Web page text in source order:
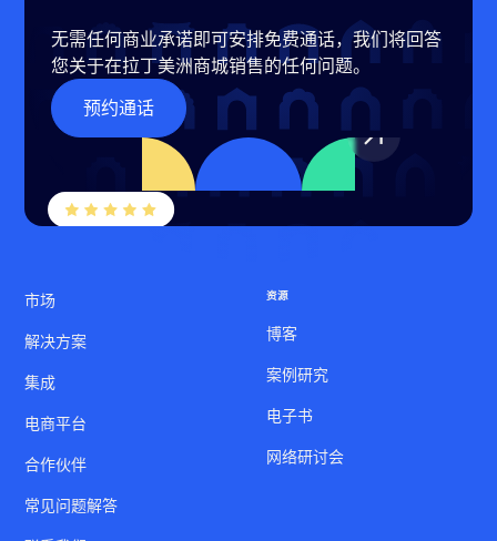
无需任何商业承诺即可安排免费通话，我们将回答
您关于在拉丁美洲商城销售的任何问题。
预约通话
市场
解决方案
集成
电商平台
合作伙伴
常见问题解答
资源
博客
案例研究
电子书
网络研讨会